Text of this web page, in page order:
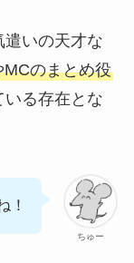
いの天才な
のまとめ役
いる存在とな
ちゅー
！